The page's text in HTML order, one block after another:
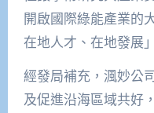
開啟國際綠能產業的
在地人才、在地發展
經發局補充，渢妙公
及促進沿海區域共好